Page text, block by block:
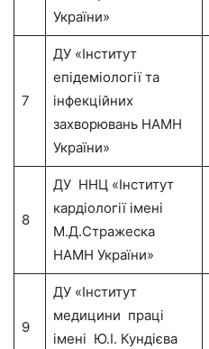
України»
7
ДУ «Інститут
епідеміології та
інфекційних
захворювань НАМН
України»
8
ДУ ННЦ «Інститут
кардіології імені
М.Д.Стражеска
НАМН України»
9
ДУ «Інститут
медицини праці
імені Ю.І. Кундієва